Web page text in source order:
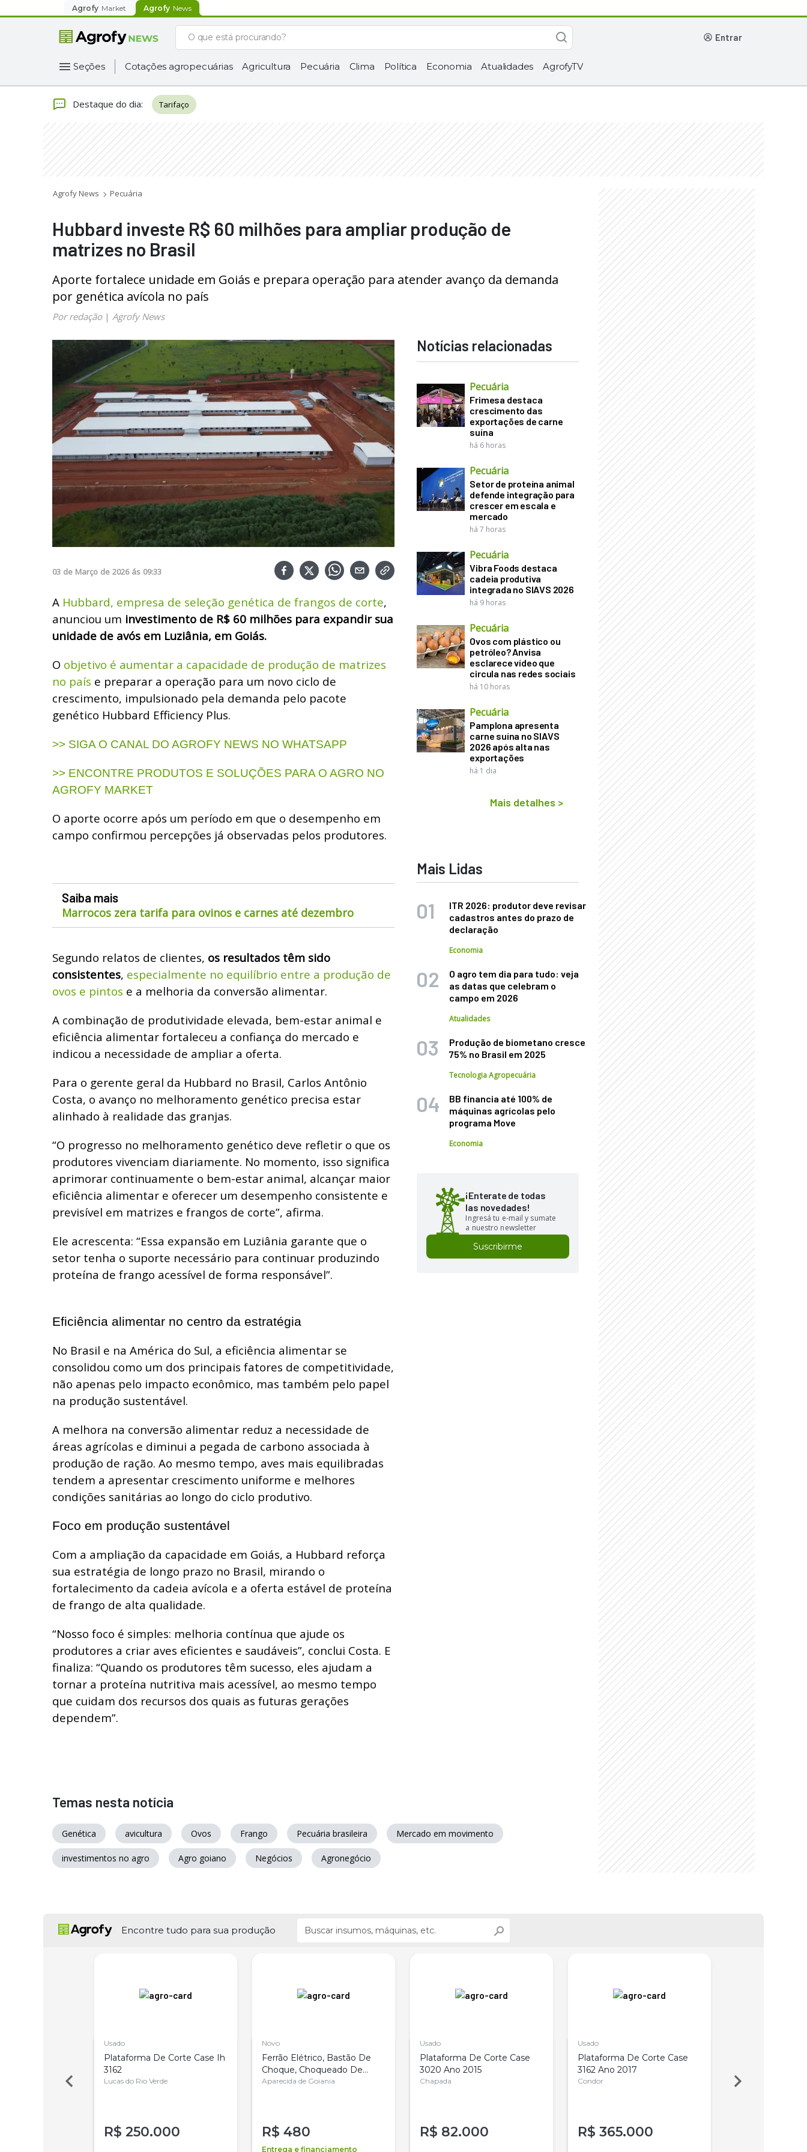
Agrofy Market Agrofy News
entrar
Seções Cotações agropecuárias Agricultura Pecuária Clima Política Economia Atualidades AgrofyTV
Destaque do dia: Tarifaço
Agrofy News Pecuária
Hubbard investe R$ 60 milhões para ampliar produção de
matrizes no Brasil
Aporte fortalece unidade em Goiás e prepara operação para atender avanço da demanda
por genética avícola no país
Por redação| Agrofy News
03 de Março de 2026 ás 09:33
A Hubbard, empresa de seleção genética de frangos de corte,
anunciou um investimento de R$ 60 milhões para expandir sua
unidade de avós em Luziânia, em Goiás.
O objetivo é aumentar a capacidade de produção de matrizes
no país e preparar a operação para um novo ciclo de
crescimento, impulsionado pela demanda pelo pacote
genético Hubbard Efficiency Plus.
>> SIGA O CANAL DO AGROFY NEWS NO WHATSAPP
>> ENCONTRE PRODUTOS E SOLUÇÕES PARA O AGRO NO
AGROFY MARKET
O aporte ocorre após um período em que o desempenho em
campo confirmou percepções já observadas pelos produtores.
Saiba mais
Marrocos zera tarifa para ovinos e carnes até dezembro
Segundo relatos de clientes, os resultados têm sido
consistentes, especialmente no equilíbrio entre a produção de
ovos e pintos e a melhoria da conversão alimentar.
A combinação de produtividade elevada, bem-estar animal e
eficiência alimentar fortaleceu a confiança do mercado e
indicou a necessidade de ampliar a oferta.
Para o gerente geral da Hubbard no Brasil, Carlos Antônio
Costa, o avanço no melhoramento genético precisa estar
alinhado à realidade das granjas.
“O progresso no melhoramento genético deve refletir o que os
produtores vivenciam diariamente. No momento, isso significa
aprimorar continuamente o bem-estar animal, alcançar maior
eficiência alimentar e oferecer um desempenho consistente e
previsível em matrizes e frangos de corte”, afirma.
Ele acrescenta: “Essa expansão em Luziânia garante que o
setor tenha o suporte necessário para continuar produzindo
proteína de frango acessível de forma responsável”.
Eficiência alimentar no centro da estratégia
No Brasil e na América do Sul, a eficiência alimentar se
consolidou como um dos principais fatores de competitividade,
não apenas pelo impacto econômico, mas também pelo papel
na produção sustentável.
A melhora na conversão alimentar reduz a necessidade de
áreas agrícolas e diminui a pegada de carbono associada à
produção de ração. Ao mesmo tempo, aves mais equilibradas
tendem a apresentar crescimento uniforme e melhores
condições sanitárias ao longo do ciclo produtivo.
Foco em produção sustentável
Com a ampliação da capacidade em Goiás, a Hubbard reforça
sua estratégia de longo prazo no Brasil, mirando o
fortalecimento da cadeia avícola e a oferta estável de proteína
de frango de alta qualidade.
“Nosso foco é simples: melhoria contínua que ajude os
produtores a criar aves eficientes e saudáveis”, conclui Costa. E
finaliza: “Quando os produtores têm sucesso, eles ajudam a
tornar a proteína nutritiva mais acessível, ao mesmo tempo
que cuidam dos recursos dos quais as futuras gerações
dependem”.
Notícias relacionadas
Pecuária
Frimesa destaca
crescimento das
exportações de carne
suína
há 6 horas
Pecuária
Setor de proteína animal
defende integração para
crescer em escala e
mercado
há 7 horas
Pecuária
Vibra Foods destaca
cadeia produtiva
integrada no SIAVS 2026
há 9 horas
Pecuária
Ovos com plástico ou
petróleo? Anvisa
esclarece vídeo que
circula nas redes sociais
há 10 horas
Pecuária
Pamplona apresenta
carne suína no SIAVS
2026 após alta nas
exportações
há 1 dia
Mais detalhes >
Mais Lidas
ITR 2026: produtor deve revisar
cadastros antes do prazo de
declaração
Economia
O agro tem dia para tudo: veja
as datas que celebram o
campo em 2026
Atualidades
Produção de biometano cresce
75% no Brasil em 2025
Tecnologia Agropecuária
BB financia até 100% de
máquinas agrícolas pelo
programa Move
Economia
¡Enterate de todas
las novedades!
Ingresá tu e-mail y sumate
a nuestro newsletter
Suscribirme
Temas nesta notícia
Genética avicultura Ovos Frango Pecuária brasileira Mercado em movimento
investimentos no agro Agro goiano Negócios Agronegócio
Encontre tudo para sua produção
Usado
Plataforma De Corte Case Ih
3162
Lucas do Rio Verde
R$ 250.000
Novo
Ferrão Elétrico, Bastão De
Choque, Choqueado De
Gado
Aparecida de Goiania
R$ 480
Entrega e financiamento
Usado
Plataforma De Corte Case
3020 Ano 2015
Chapada
R$ 82.000
Usado
Plataforma De Corte Case
3162 Ano 2017
Condor
R$ 365.000
Uberlandia